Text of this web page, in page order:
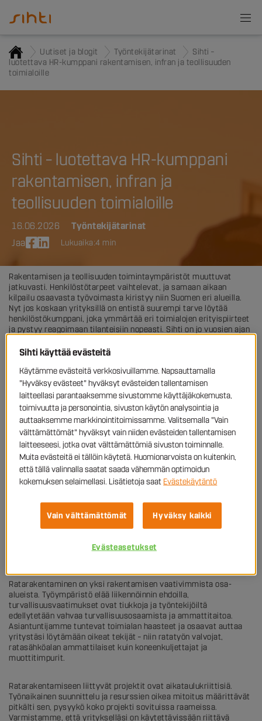
Uutiset ja blogit Työntekijätarinat
Sihti –
luotettava HR-kumppani rakentamisen, infran ja teollisuuden
toimialoille
Sihti – luotettava HR-kumppani
rakentamisen, infran ja
teollisuuden toimialoille
16.06.2026
Työntekijätarinat
Jaa
Lukuaika:4 min
Rakentamisen ja teollisuuden toimintaympäristöt muuttuvat
jatkuvasti. Henkilöstötarpeet vaihtelevat, ja samaan aikaan
kilpailu osaavasta työvoimasta kiristyy niin Suomen eri alueilla.
Nyt jos koskaan yrityksillä on entistä suurempi tarve löytää
henkilöstökumppani, joka ymmärtää eri toimialojen erityispiirteet
ja pystyy reagoimaan tilanteisiin nopeasti. Sihti on jo vuosien ajan
toimitilarakentamisen, rakennusprojektien tuki- ja
nopeissa että pitkäjänteisissä hankkeissa.
Vahvuutemme on kyky löytää nopeasti ammattitekijät, joilla on
yrityksen tarvitsemaa osaamista. Rakennusalalle ja teollisuudelle
tyypilliset nopeat käänteet eivät yllätä Sihtiläisiä, vaan
muodostavat peruspohjan palvelullemme. Yrityksesi ei tarvitse
jäädä odottamaan ammattitaitoisen henkilöstön ilmestymistä
vain jostain, kun tukenasi on laadukkaan, turvallisen ja osaavan
työskentelyn jokaisessa projektin vaiheessa varmistava HR-
kumppani.
Varmuutta ratarakentamisen ja
rataverkon kunnossapidon
Ratarakentaminen on yksi rakentamisen vaativimmista osa-
alueista. Työympäristö elää liikennöinnin ehdoilla,
turvallisuusvaatimukset ovat tiukkoja ja työntekijöiltä
edellytetään vahvaa turvallisuusosaamista ja ammattitaitoa.
Asiantuntijamme tuntevat toimialan haasteet ja osaavat auttaa
yritystäsi löytämään oikeat tekijät – niin ratatyön valvojat,
ratasähköalan ammattilaiset kuin koneenkuljettajat ja
muottitimpurit.
Ratarakentamiseen liittyvät projektit ovat aikataulukriittisiä.
Työnaikainen suunnittelu ja resurssien oikea mitoitus määrittävät
pitkälti sen, pysyykö koko projekti sovituissa raameissa.
Varmistamme, että yritykselläsi on käytettävissään riittävä
Sihti käyttää evästeitä
Käytämme evästeitä verkkosivuillamme. Napsauttamalla
"Hyväksy evästeet" hyväksyt evästeiden tallentamisen
laitteellasi parantaaksemme sivustomme käyttäjäkokemusta,
toimivuutta ja personointia, sivuston käytön analysointia ja
auttaaksemme markkinointitoimissamme. Valitsemalla "Vain
välttämättömät" hyväksyt vain niiden evästeiden tallentamisen
laitteeseesi, jotka ovat välttämättömiä sivuston toiminnalle.
Muita evästeitä ei tällöin käytetä. Huomionarvoista on kuitenkin,
että tällä valinnalla saatat saada vähemmän optimoidun
kokemuksen selaimellasi. Lisätietoja saat Evästekäytäntö
Vain välttämättömät Hyväksy kaikki
Evästeasetukset